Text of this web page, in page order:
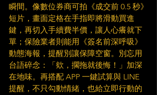
瞬間。像數位券商可拍《成交前 0.5 秒》
短片，畫面定格在手指即將滑動買進
鍵，再切入手續費半價，讓人心癢就下
單；保險業者則能用《簽名前深呼吸》
動態海報，提醒別讓保障空窗。別忘用
台語碎念：「欸，擱拖就後悔！」加深
在地味。再搭配 APP 一鍵試算與 LINE
提醒，不只勾動情緒，也給立即行動的